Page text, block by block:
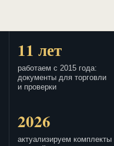
11 лет
работаем с 2015 года:
документы для торговли
и проверки
2026
актуализируем комплекты